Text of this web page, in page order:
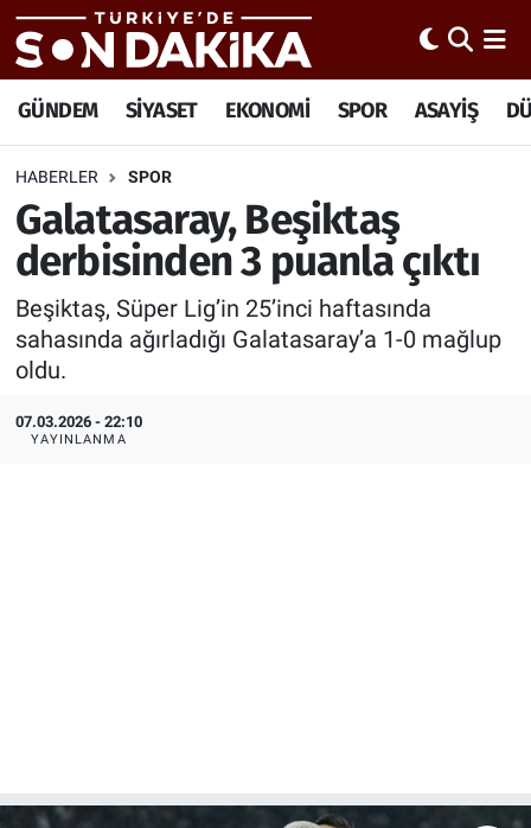
GÜNDEM SİYASET EKONOMİ SPOR ASAYİŞ
HABERLER SPOR
Galatasaray, Beşiktaş
derbisinden 3 puanla çıktı
Beşiktaş, Süper Lig’in 25’inci haftasında
sahasında ağırladığı Galatasaray’a 1-0 mağlup
oldu.
07.03.2026 - 22:10
YAYINLANMA
Trafik Durumu
Süper Lig Puan Durumu ve Fikstür
Tüm Manşetler
Son Dakika Haberleri